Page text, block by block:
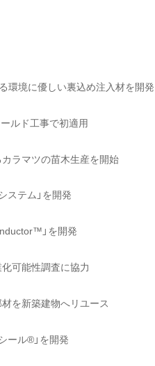
環境に優しい裏込め注入材を開発
ルド工事で初適用
ラマツの苗木生産を開始
ステム」を開発
」を開発
可能性調査に協力
を新築建物へリユース
ール®」を開発